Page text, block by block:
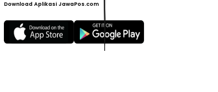
Download Aplikasi JawaPos.com